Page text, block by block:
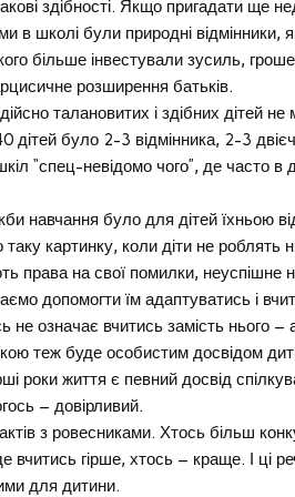
здібності. Якщо пригадати ще
в школі були природні відмінники,
більше інвестували зусиль,
розширення батьків.
талановитих і здібних дітей
дітей було 2-3 відмінника, 2-3
“спец-невідомо чого”, де часто
навчання було для дітей їхньою
картинку, коли діти не роблять
права на свої помилки,
допомогти їм адаптуватись і
не означає вчитись замість нього –
теж буде особистим досвідом
роки життя є певний досвід
– довірливий.
з ровесниками. Хтось більш
вчитись гірше, хтось – краще. І ці
для дитини.